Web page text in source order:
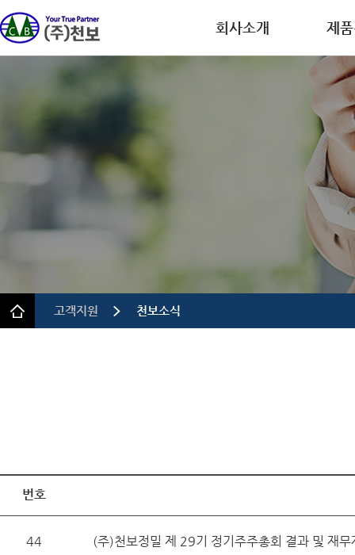
회사소개 제
디스플
반도
이차
의약
정밀
고객지원 천보소식
번호
44 (주)천보정밀 제 29기 정기주주총회 결과 및 재무